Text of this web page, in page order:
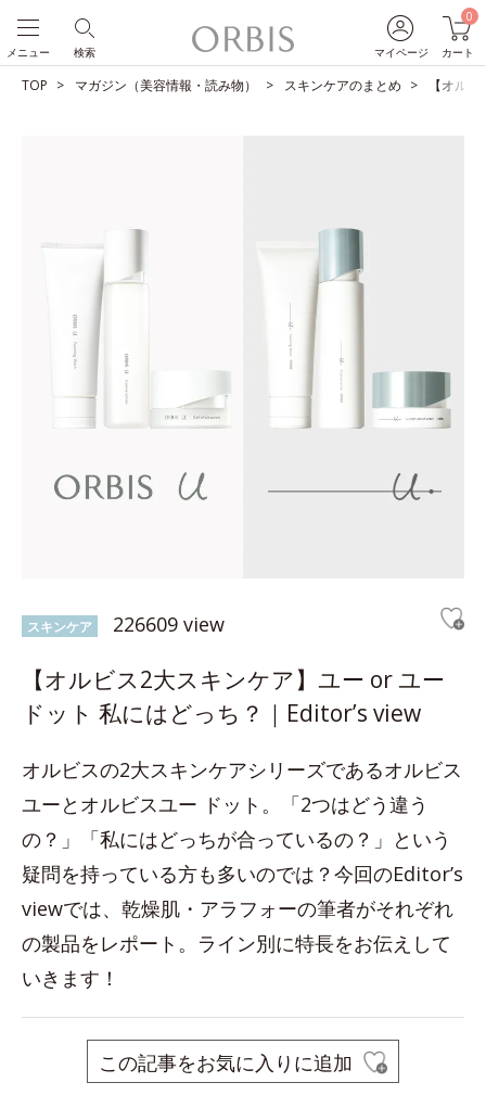
マイページ
0
カート
検索
メニュー
TOP マガジン（美容情報・読み物） スキンケアのまとめ 【オル
スキンケア 226609 view
【オルビス2大スキンケア】ユー or ユー
ドット 私にはどっち？｜Editor’s view
オルビスの2大スキンケアシリーズであるオルビス
ユーとオルビスユー ドット。「2つはどう違う
の？」「私にはどっちが合っているの？」という
疑問を持っている方も多いのでは？今回のEditor’s
viewでは、乾燥肌・アラフォーの筆者がそれぞれ
の製品をレポート。ライン別に特長をお伝えして
いきます！
この記事をお気に入りに追加